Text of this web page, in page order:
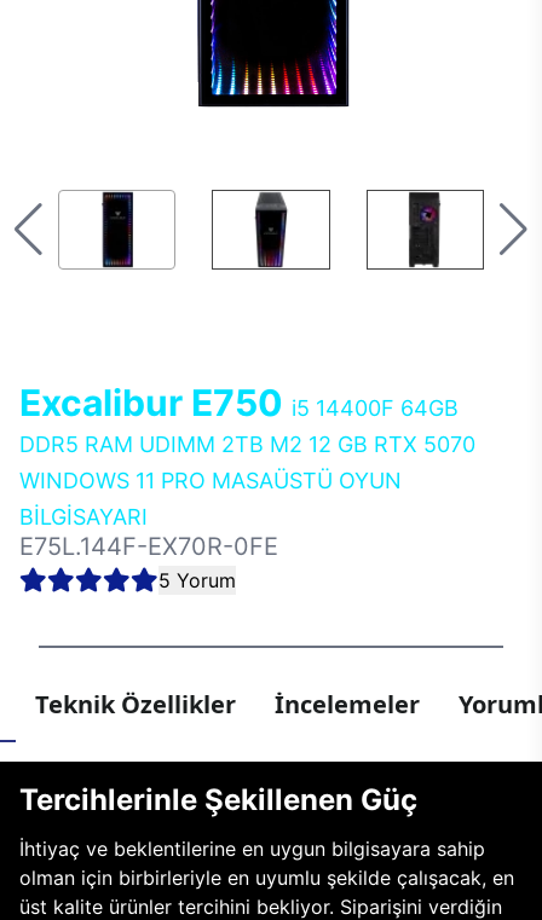
Excalibur E750 i5 14400F 64GB
DDR5 RAM UDIMM 2TB M2 12 GB RTX 5070
WINDOWS 11 PRO MASAÜSTÜ OYUN
BİLGİSAYARI
E75L.144F-EX70R-0FE
5 Yorum
Teknik Özellikler İncelemeler
Tercihlerinle Şekillenen Güç
İhtiyaç ve beklentilerine en uygun bilgisayara sahip
olman için birbirleriyle en uyumlu şekilde çalışacak, en
üst kalite ürünler tercihini bekliyor. Siparişini verdiğin